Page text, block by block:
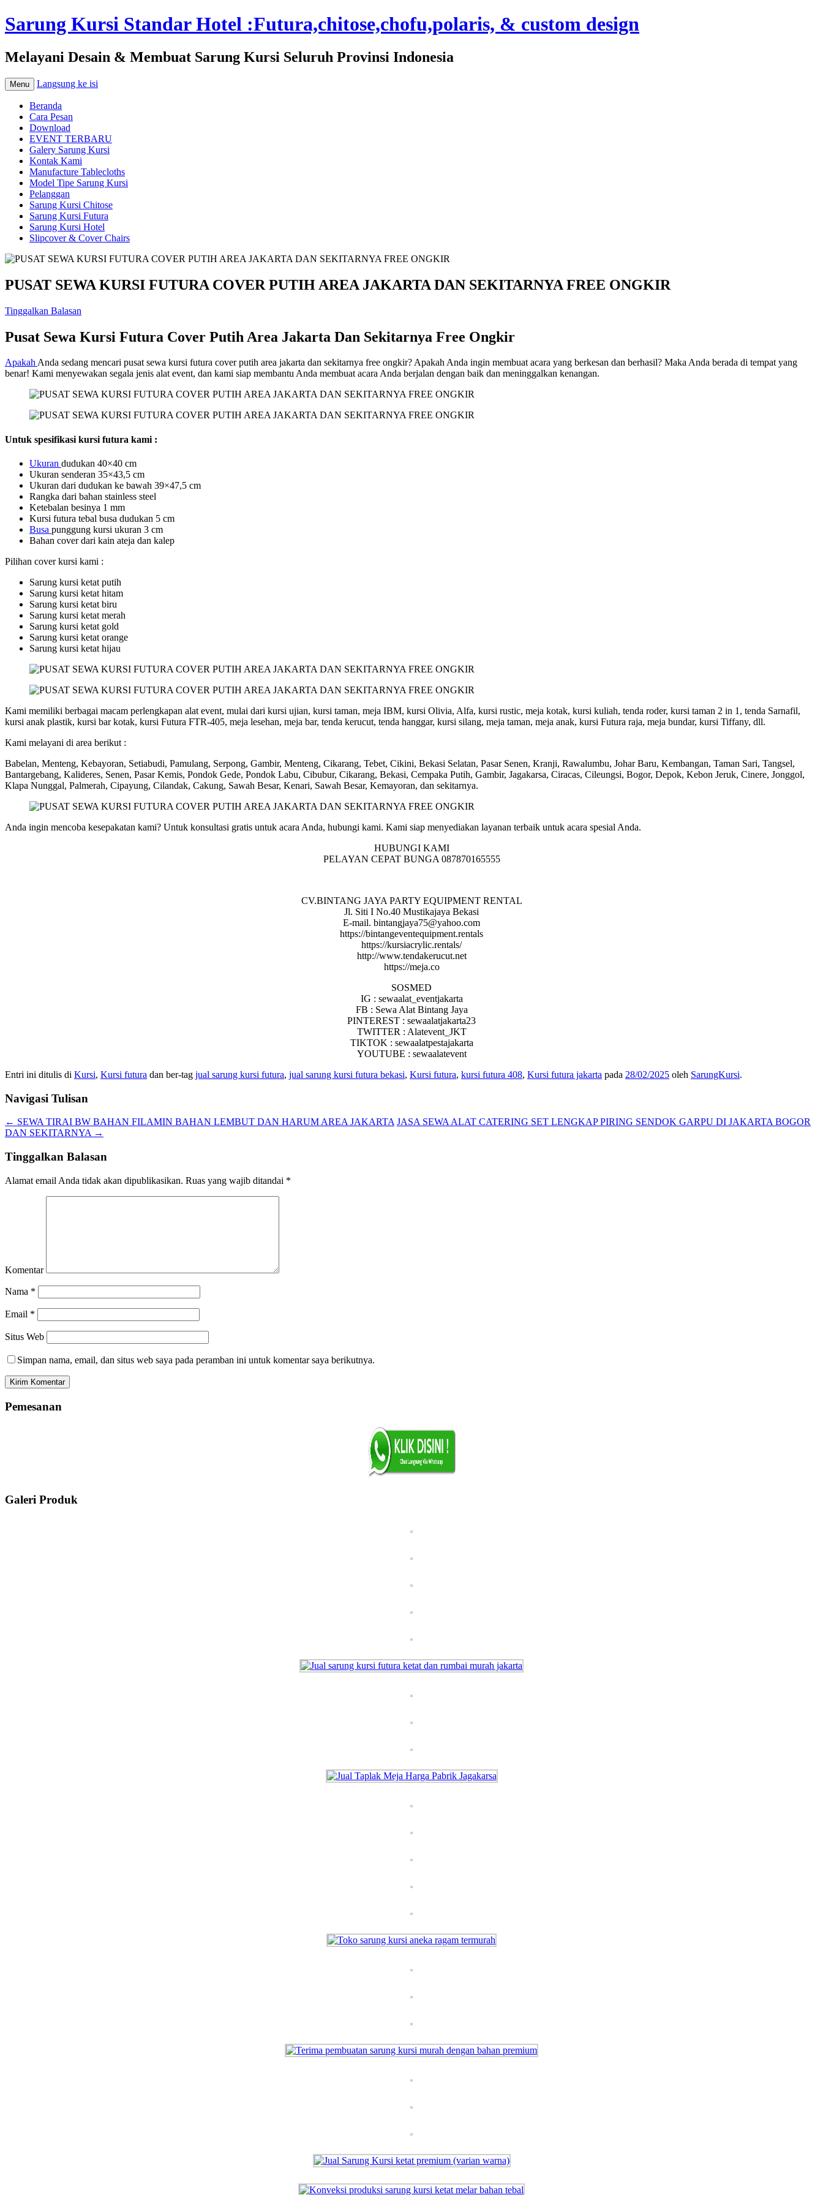
Sarung Kursi Standar Hotel :Futura,chitose,chofu,polaris, & custom design
Melayani Desain & Membuat Sarung Kursi Seluruh Provinsi Indonesia
Menu Langsung ke isi
Beranda
Cara Pesan
Download
EVENT TERBARU
Galery Sarung Kursi
Kontak Kami
Manufacture Tablecloths
Model Tipe Sarung Kursi
Pelanggan
Sarung Kursi Chitose
Sarung Kursi Futura
Sarung Kursi Hotel
Slipcover & Cover Chairs
PUSAT SEWA KURSI FUTURA COVER PUTIH AREA JAKARTA DAN SEKITARNYA FREE ONGKIR
Tinggalkan Balasan
Pusat Sewa Kursi Futura Cover Putih Area Jakarta Dan Sekitarnya Free Ongkir
ApakahAnda sedang mencari pusat sewa kursi futura cover putih area jakarta dan sekitarnya free ongkir? Apakah Anda ingin membuat acara yang berkesan dan berhasil? Maka Anda berada di tempat yang
benar! Kami menyewakan segala jenis alat event, dan kami siap membantu Anda membuat acara Anda berjalan dengan baik dan meninggalkan kenangan.
Untuk spesifikasi kursi futura kami :
Ukuran dudukan 40×40 cm
Ukuran senderan 35×43,5 cm
Ukuran dari dudukan ke bawah 39×47,5 cm
Rangka dari bahan stainless steel
Ketebalan besinya 1 mm
Kursi futura tebal busa dudukan 5 cm
Busa punggung kursi ukuran 3 cm
Bahan cover dari kain ateja dan kalep
Pilihan cover kursi kami :
Sarung kursi ketat putih
Sarung kursi ketat hitam
Sarung kursi ketat biru
Sarung kursi ketat merah
Sarung kursi ketat gold
Sarung kursi ketat orange
Sarung kursi ketat hijau
Kami memiliki berbagai macam perlengkapan alat event, mulai dari kursi ujian, kursi taman, meja IBM, kursi Olivia, Alfa, kursi rustic, meja kotak, kursi kuliah, tenda roder, kursi taman 2 in 1, tenda Sarnafil,
kursi anak plastik, kursi bar kotak, kursi Futura FTR-405, meja lesehan, meja bar, tenda kerucut, tenda hanggar, kursi silang, meja taman, meja anak, kursi Futura raja, meja bundar, kursi Tiffany, dll.
Kami melayani di area berikut :
Babelan, Menteng, Kebayoran, Setiabudi, Pamulang, Serpong, Gambir, Menteng, Cikarang, Tebet, Cikini, Bekasi Selatan, Pasar Senen, Kranji, Rawalumbu, Johar Baru, Kembangan, Taman Sari, Tangsel,
Bantargebang, Kalideres, Senen, Pasar Kemis, Pondok Gede, Pondok Labu, Cibubur, Cikarang, Bekasi, Cempaka Putih, Gambir, Jagakarsa, Ciracas, Cileungsi, Bogor, Depok, Kebon Jeruk, Cinere, Jonggol,
Klapa Nunggal, Palmerah, Cipayung, Cilandak, Cakung, Sawah Besar, Kenari, Sawah Besar, Kemayoran, dan sekitarnya.
Anda ingin mencoba kesepakatan kami? Untuk konsultasi gratis untuk acara Anda, hubungi kami. Kami siap menyediakan layanan terbaik untuk acara spesial Anda.
HUBUNGI KAMI
PELAYAN CEPAT BUNGA 087870165555
CV.BINTANG JAYA PARTY EQUIPMENT RENTAL
Jl. Siti I No.40 Mustikajaya Bekasi
E-mail. bintangjaya75@yahoo.com
https://bintangeventequipment.rentals
https://kursiacrylic.rentals/
http://www.tendakerucut.net
https://meja.co
SOSMED
IG : sewaalat_eventjakarta
FB : Sewa Alat Bintang Jaya
PINTEREST : sewaalatjakarta23
TWITTER : Alatevent_JKT
TIKTOK : sewaalatpestajakarta
YOUTUBE : sewaalatevent
Entri ini ditulis di Kursi, Kursi futura dan ber-tag jual sarung kursi futura, jual sarung kursi futura bekasi, Kursi futura, kursi futura 408, Kursi futura jakarta pada 28/02/2025 oleh SarungKursi.
Navigasi Tulisan
← SEWA TIRAI BW BAHAN FILAMIN BAHAN LEMBUT DAN HARUM AREA JAKARTA JASA SEWA ALAT CATERING SET LENGKAP PIRING SENDOK GARPU DI JAKARTA BOGOR
DAN SEKITARNYA →
Tinggalkan Balasan
Alamat email Anda tidak akan dipublikasikan. Ruas yang wajib ditandai *
Komentar
Nama *
Email *
Situs Web
Simpan nama, email, dan situs web saya pada peramban ini untuk komentar saya berikutnya.
Pemesanan
Galeri Produk